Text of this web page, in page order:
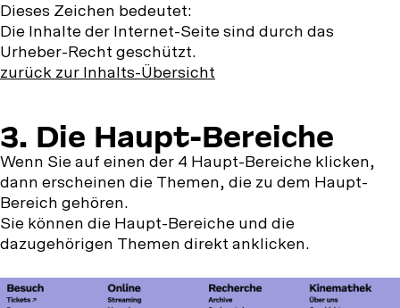
Dieses Zeichen bedeutet:
Die Inhalte der Internet-Seite sind durch das
Urheber-Recht geschützt.
zurück zur Inhalts-Übersicht
3.
Die
Haupt-
Bereiche
3. Die Haupt-Bereiche
Wenn Sie auf einen der 4 Haupt-Bereiche klicken,
dann erscheinen die Themen, die zu dem Haupt-
Bereich gehören.
Sie können die Haupt-Bereiche und die
dazugehörigen Themen direkt anklicken.